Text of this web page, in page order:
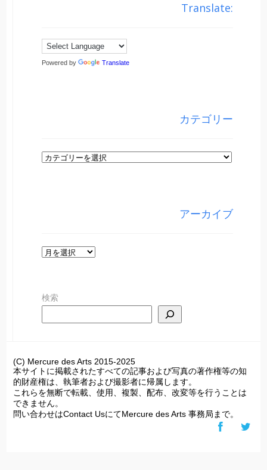
Translate:
Powered by Translate
カテゴリー
カ
アーカイブ
ア
イ
検索
(C) Mercure des Arts 2015-2025
本サイトに掲載されたすべての記事および写真の著作権等の知
的財産権は、執筆者および撮影者に帰属します。
これらを無断で転載、使用、複製、配布、改変等を行うことは
できません。
問い合わせはContact UsにてMercure des Arts 事務局まで。